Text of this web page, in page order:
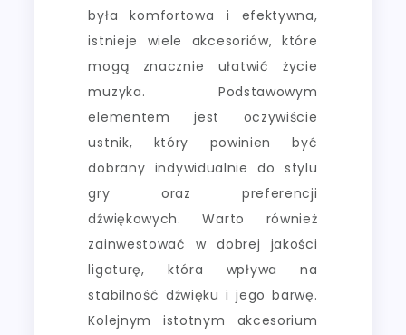
była komfortowa i efektywna,
istnieje wiele akcesoriów, które
mogą znacznie ułatwić życie
muzyka. Podstawowym
elementem jest oczywiście
ustnik, który powinien być
dobrany indywidualnie do stylu
gry oraz preferencji
dźwiękowych. Warto również
zainwestować w dobrej jakości
ligaturę, która wpływa na
stabilność dźwięku i jego barwę.
Kolejnym istotnym akcesorium